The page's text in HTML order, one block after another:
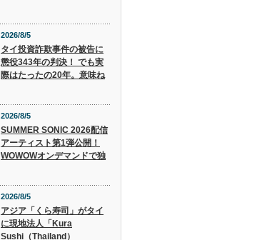
2026/8/5
タイ投資詐欺事件の被告に
懲役343年の判決！ でも実
際はたったの20年。意味ね
2026/8/5
SUMMER SONIC 2026配信
アーティスト第1弾公開！
WOWOWオンデマンドで独
2026/8/5
アジア「くら寿司」がタイ
に現地法人「Kura
Sushi（Thailand）